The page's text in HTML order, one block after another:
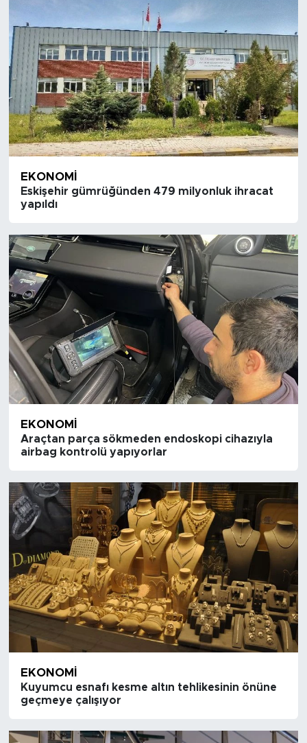
EKONOMI
Eskişehir gümrüğünden 479 milyonluk ihracat
yapıldı
EKONOMI
Araçtan parça sökmeden endoskopi cihazıyla
airbag kontrolü yapıyorlar
EKONOMI
Kuyumcu esnafı kesme altın tehlikesinin önüne
geçmeye çalışıyor